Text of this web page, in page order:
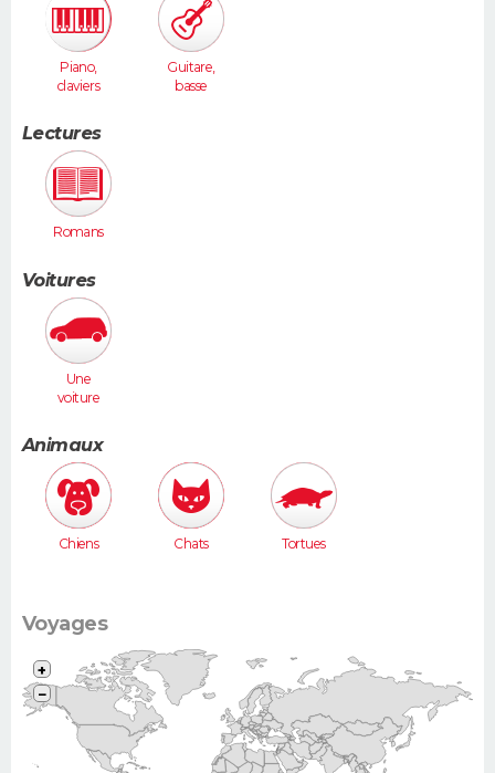
Piano,
claviers
Guitare,
basse
Lectures
Romans
Voitures
Une
voiture
(Megane,
307...)
Animaux
Chiens Chats Tortues
Voyages
+
−